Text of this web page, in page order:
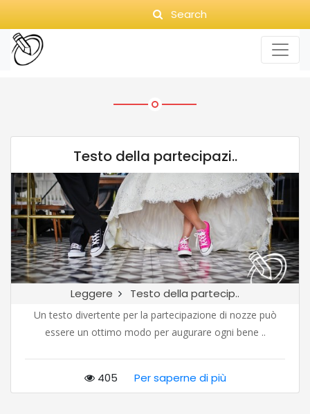
Search
Testo della partecipazi..
Leggere Testo della partecip..
Un testo divertente per la partecipazione di nozze può
essere un ottimo modo per augurare ogni bene ..
405 Per saperne di più